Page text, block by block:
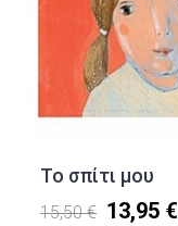
Το σπίτι μου
15,50 € 13,95 €